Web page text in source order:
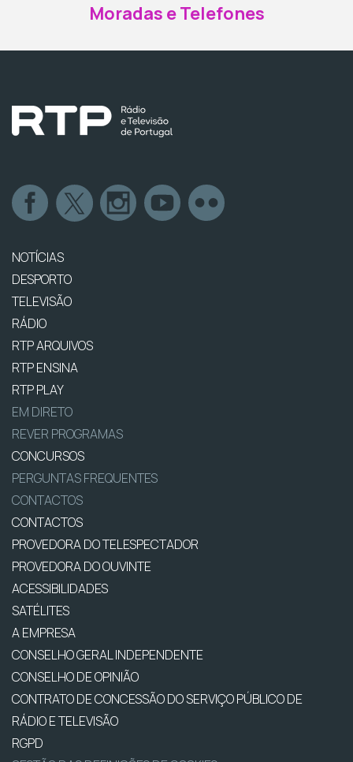
Moradas e Telefones
NOTÍCIAS
DESPORTO
TELEVISÃO
RÁDIO
RTP ARQUIVOS
RTP ENSINA
RTP PLAY
EM DIRETO
REVER PROGRAMAS
CONCURSOS
PERGUNTAS FREQUENTES
CONTACTOS
CONTACTOS
PROVEDORA DO TELESPECTADOR
PROVEDORA DO OUVINTE
ACESSIBILIDADES
SATÉLITES
A EMPRESA
CONSELHO GERAL INDEPENDENTE
CONSELHO DE OPINIÃO
CONTRATO DE CONCESSÃO DO SERVIÇO PÚBLICO DE
RÁDIO E TELEVISÃO
RGPD